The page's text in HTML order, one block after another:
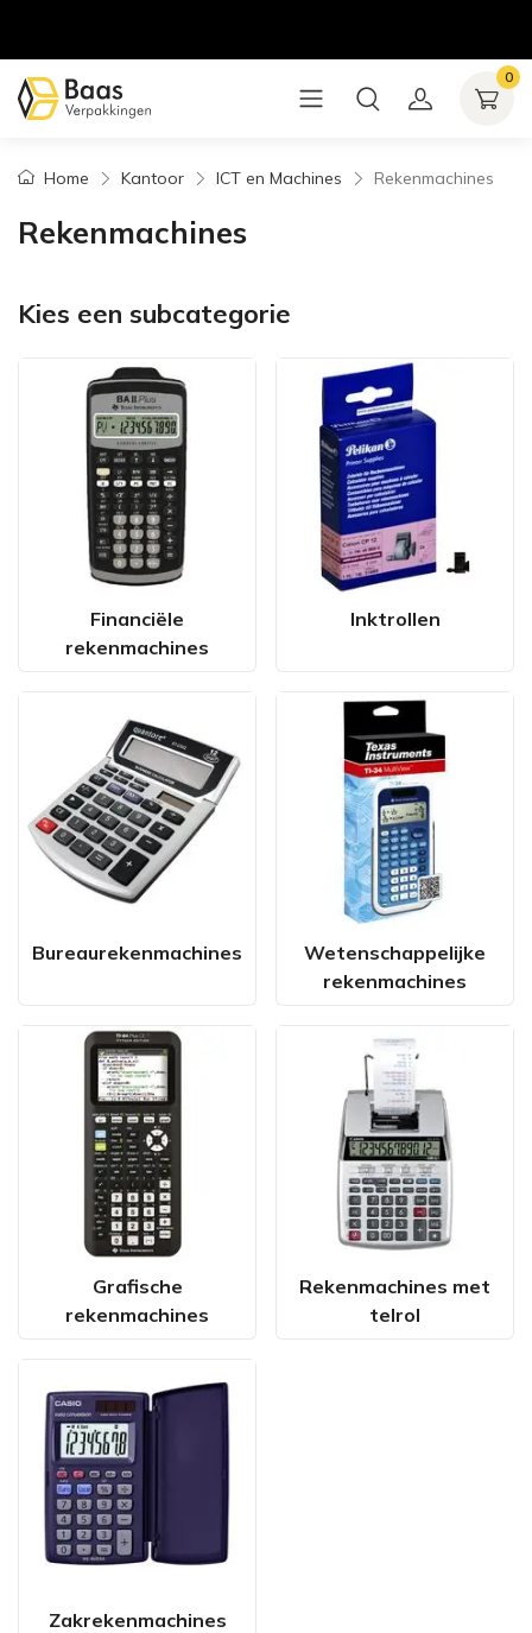
0
Home Kantoor ICT en Machines Rekenmachines
Rekenmachines
Kies een subcategorie
Financiële
rekenmachines
Inktrollen
Bureaurekenmachines
Wetenschappelijke
rekenmachines
Grafische
rekenmachines
Rekenmachines met
telrol
Zakrekenmachines